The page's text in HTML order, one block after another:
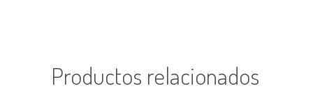
Productos relacionados